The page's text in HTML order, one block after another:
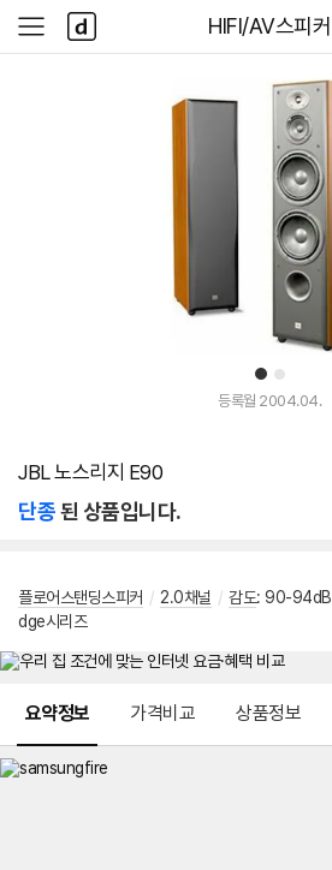
다나와
HIFI/AV스피커
사
이
다
나
와
1 2
등록월 2004.04.
JBL 노스리지 E90
단종된 상품입니다.
플로어스탠딩스피커 / 2.0채널 / 감도: 90-94dB
dge시리즈
요약정보 가격비교 상품정보